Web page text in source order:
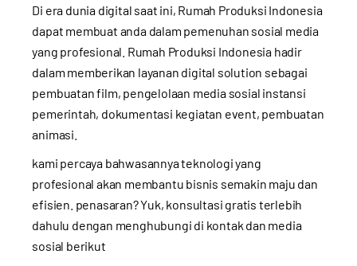
Di era dunia digital saat ini, Rumah Produksi Indonesia
dapat membuat anda dalam pemenuhan sosial media
yang profesional. Rumah Produksi Indonesia hadir
dalam memberikan layanan digital solution sebagai
pembuatan film, pengelolaan media sosial instansi
pemerintah, dokumentasi kegiatan event, pembuatan
animasi.
kami percaya bahwasannya teknologi yang
profesional akan membantu bisnis semakin maju dan
efisien. penasaran? Yuk, konsultasi gratis terlebih
dahulu dengan menghubungi di kontak dan media
sosial berikut